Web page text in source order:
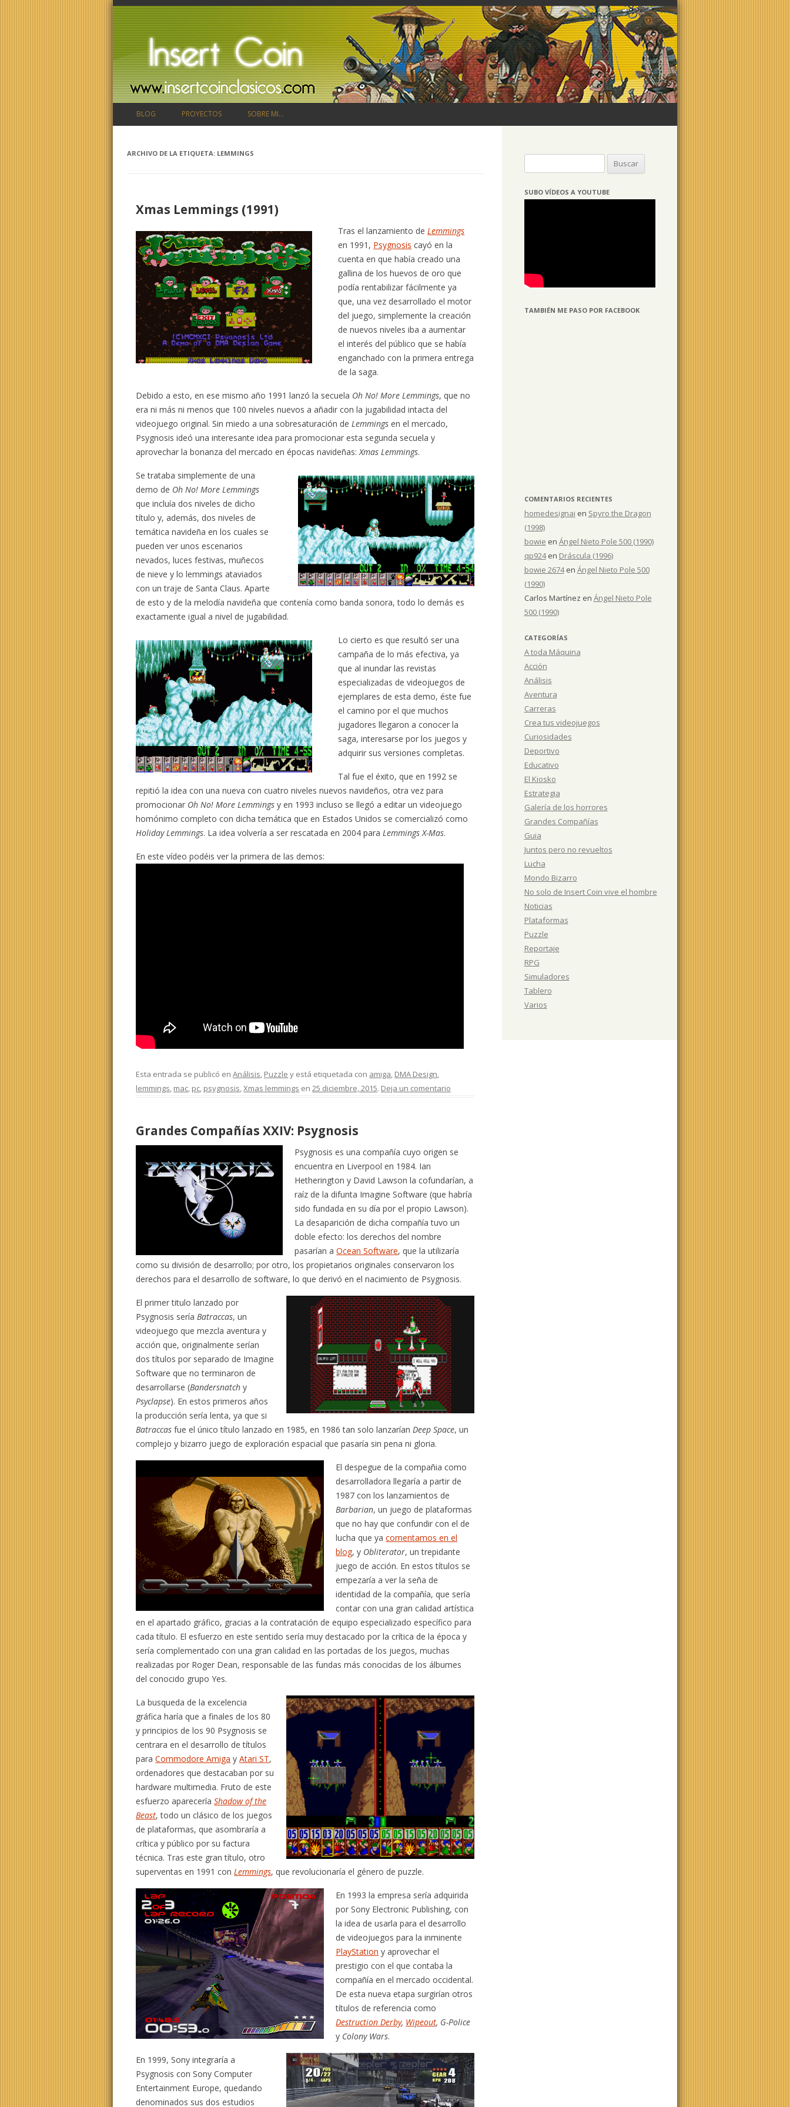
BLOG PROYECTOS SOBRE MI…
ARCHIVO DE LA ETIQUETA: LEMMINGS
Xmas Lemmings (1991)
Tras el lanzamiento de Lemmings
en 1991, Psygnosis cayó en la
cuenta en que había creado una
gallina de los huevos de oro que
podía rentabilizar fácilmente ya
que, una vez desarrollado el motor
del juego, simplemente la creación
de nuevos niveles iba a aumentar
el interés del público que se había
enganchado con la primera entrega
de la saga.
Debido a esto, en ese mismo año 1991 lanzó la secuela Oh No! More Lemmings, que no
era ni más ni menos que 100 niveles nuevos a añadir con la jugabilidad intacta del
videojuego original. Sin miedo a una sobresaturación de Lemmings en el mercado,
Psygnosis ideó una interesante idea para promocionar esta segunda secuela y
aprovechar la bonanza del mercado en épocas navideñas:Xmas Lemmings.
Se trataba simplemente de una
demo de Oh No! More Lemmings
que incluía dos niveles de dicho
título y, además, dos niveles de
temática navideña en los cuales se
pueden ver unos escenarios
nevados, luces festivas, muñecos
de nieve y lo lemmings ataviados
con un traje de Santa Claus. Aparte
de esto y de la melodía navideña que contenía como banda sonora, todo lo demás es
exactamente igual a nivel de jugabilidad.
Lo cierto es que resultó ser una
campaña de lo más efectiva, ya
que al inundar las revistas
especializadas de videojuegos de
ejemplares de esta demo, éste fue
el camino por el que muchos
jugadores llegaron a conocer la
saga, interesarse por los juegos y
adquirir sus versiones completas.
Tal fue el éxito, que en 1992 se
repitió la idea con una nueva con cuatro niveles nuevos navideños, otra vez para
promocionar Oh No! More Lemmings y en 1993 incluso se llegó a editar un videojuego
homónimo completo con dicha temática que en Estados Unidos se comercializó como
Holiday Lemmings. La idea volvería a ser rescatada en 2004 para Lemmings X-Mas.
En este vídeo podéis ver la primera de las demos:
Esta entrada se publicó enAnálisis, Puzzle y está etiquetada con amiga, DMA Design,
lemmings, mac, pc, psygnosis,Xmas lemmings en25 diciembre, 2015. Deja un comentario
Grandes Compañías XXIV: Psygnosis
Psygnosis es una compañía cuyo origen se
encuentra en Liverpool en 1984. Ian
Hetherington y David Lawson la cofundarían, a
raíz de la difunta Imagine Software (que habría
sido fundada en su día por el propio Lawson).
La desaparición de dicha compañía tuvo un
doble efecto: los derechos del nombre
pasarían aOcean Software, que la utilizaría
como su división de desarrollo; por otro, los propietarios originales conservaron los
derechos para el desarrollo de software, lo que derivó en el nacimiento de Psygnosis.
El primer titulo lanzado por
Psygnosis sería Batraccas, un
videojuego que mezcla aventura y
acción que, originalmente serían
dos títulos por separado de Imagine
Software que no terminaron de
desarrollarse (Bandersnatch y
Psyclapse). En estos primeros años
la producción sería lenta, ya que si
Batraccas fue el único título lanzado en 1985, en 1986 tan solo lanzarían Deep Space, un
complejo y bizarro juego de exploración espacial que pasaría sin pena ni gloria.
El despegue de la compañia como
desarrolladora llegaría a partir de
1987 con los lanzamientos de
Barbarian, un juego de plataformas
que no hay que confundir con el de
lucha que yacomentamos en el
blog, y Obliterator, un trepidante
juego de acción. En estos títulos se
empezaría a ver la seña de
identidad de la compañía, que sería
contar con una gran calidad artística
en el apartado gráfico, gracias a la contratación de equipo especializado específico para
cada título. El esfuerzo en este sentido sería muy destacado por la crítica de la época y
sería complementado con una gran calidad en las portadas de los juegos, muchas
realizadas por Roger Dean, responsable de las fundas más conocidas de los álbumes
del conocido grupo Yes.
La busqueda de la excelencia
gráfica haría que a finales de los 80
y principios de los 90 Psygnosis se
centrara en el desarrollo de títulos
paraCommodore Amiga yAtari ST,
ordenadores que destacaban por su
hardware multimedia. Fruto de este
esfuerzo apareceríaShadow of the
Beast, todo un clásico de los juegos
de plataformas, que asombraría a
crítica y público por su factura
técnica. Tras este gran título, otro
superventas en 1991 con Lemmings, que revolucionaría el género de puzzle.
En 1993 la empresa sería adquirida
por Sony Electronic Publishing, con
la idea de usarla para el desarrollo
de videojuegos para la inminente
PlayStation y aprovechar el
prestigio con el que contaba la
compañía en el mercado occidental.
De esta nueva etapa surgirían otros
títulos de referencia como
Destruction Derby, Wipeout, G-Police
y Colony Wars.
En 1999, Sony integraría a
Psygnosis con Sony Computer
Entertainment Europe, quedando
denominados sus dos estudios
SUBO VÍDEOS A YOUTUBE
TAMBIÉN ME PASO POR FACEBOOK
COMENTARIOS RECIENTES
homedesignai en Spyro the Dragon
(1998)
bowie en Ángel Nieto Pole 500 (1990)
qp924en Dráscula (1996)
bowie 2674en Ángel Nieto Pole 500
(1990)
Carlos Martínez en Ángel Nieto Pole
500 (1990)
CATEGORÍAS
A toda Máquina
Acción
Análisis
Aventura
Carreras
Crea tus videojuegos
Curiosidades
Deportivo
Educativo
El Kiosko
Estrategia
Galería de los horrores
Grandes Compañías
Guia
Juntos pero no revueltos
Lucha
Mondo Bizarro
No solo de Insert Coin vive el hombre
Noticias
Plataformas
Puzzle
Reportaje
RPG
Simuladores
Tablero
Varios